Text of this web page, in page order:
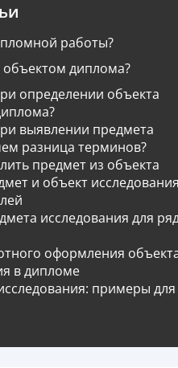
работы?
диплома?
определении объекта
выявлении предмета
разница терминов?
предмет из объекта
и объект
исследования для
оформления
в дипломе
примеры для